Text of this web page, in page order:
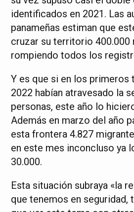
identificados en 2021. Las
panameñas estiman que
cruzar su territorio 400.000
rompiendo todos los
Y es que si en los primeros
2022 habían atravesado la
personas, este año lo
Además en marzo del año
esta frontera 4.827
en este mes inconcluso ya
30.000.
Esta situación subraya «la
que tenemos en seguridad,